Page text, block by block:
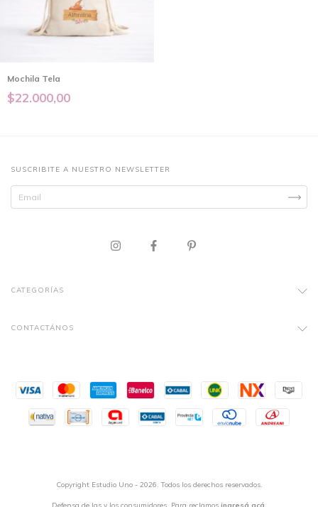
Mochila Tela
$22.000,00
SUSCRIBITE A NUESTRO NEWSLETTER
CATEGORÍAS
CONTACTÁNOS
Copyright Estudio Uno - 2026. Todos los derechos reservados.